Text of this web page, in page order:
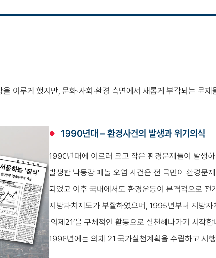
이루게 했지만, 문화·사회·환경 측면에서 새롭게 부각되는 문
1990년대 – 환경사건의 발생과 위기의식
1990년대에 이르러 크고 작은 환경문제들이 발생
발생한 낙동강 페놀 오염 사건은 전 국민이 환경문
되었고 이후 국내에서도 환경운동이 본격적으로 전
지방자치제도가 부활하였으며, 1995년부터 지방자
‘의제21’을 구체적인 활동으로 실천해나가기 시작합
1996년에는 의제 21 국가실천계획을 수립하고 시